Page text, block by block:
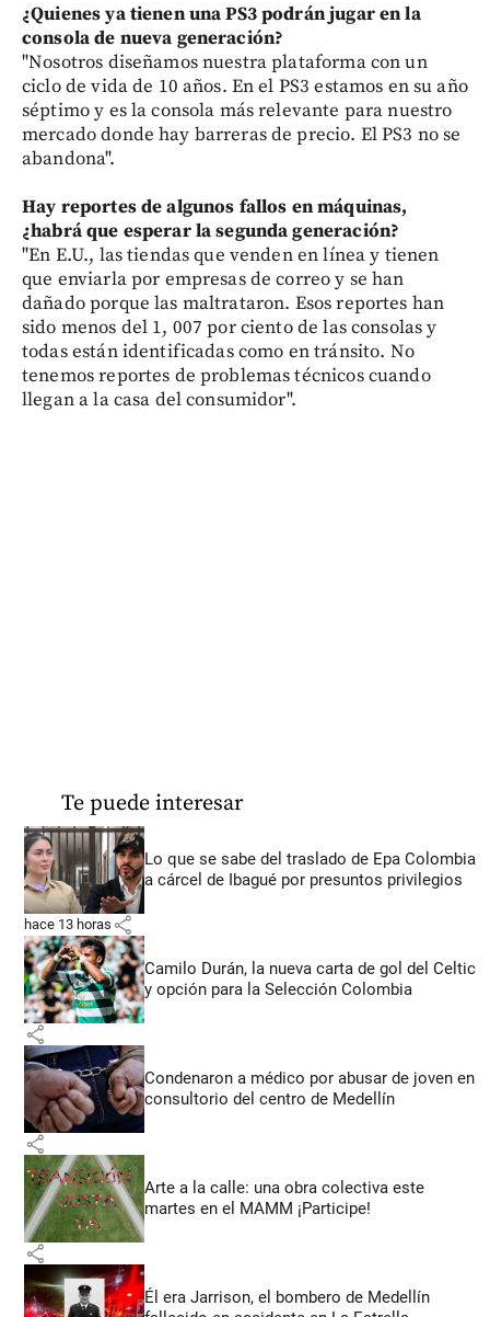
¿Quienes ya tienen una PS3 podrán jugar en la
consola de nueva generación?
"Nosotros diseñamos nuestra plataforma con un
ciclo de vida de 10 años. En el PS3 estamos en su año
séptimo y es la consola más relevante para nuestro
mercado donde hay barreras de precio. El PS3 no se
abandona".
Hay reportes de algunos fallos en máquinas,
¿habrá que esperar la segunda generación?
"En E.U., las tiendas que venden en línea y tienen
que enviarla por empresas de correo y se han
dañado porque las maltrataron. Esos reportes han
sido menos del 1, 007 por ciento de las consolas y
todas están identificadas como en tránsito. No
tenemos reportes de problemas técnicos cuando
llegan a la casa del consumidor".
Te puede interesar
Lo que se sabe del traslado de Epa Colombia
a cárcel de Ibagué por presuntos privilegios
hace 13 horas share
Camilo Durán, la nueva carta de gol del Celtic
y opción para la Selección Colombia
share
Condenaron a médico por abusar de joven en
consultorio del centro de Medellín
share
Arte a la calle: una obra colectiva este
martes en el MAMM ¡Participe!
share
Él era Jarrison, el bombero de Medellín